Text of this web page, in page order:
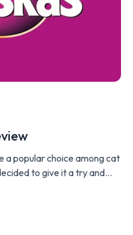
a popular choice among cat
to give it a try and